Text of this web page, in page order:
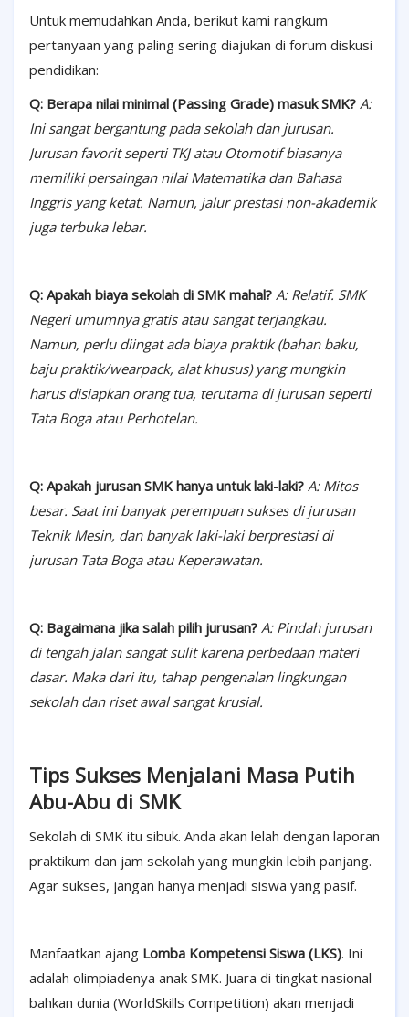
Untuk memudahkan Anda, berikut kami rangkum
pertanyaan yang paling sering diajukan di forum diskusi
pendidikan:
Q: Berapa nilai minimal (Passing Grade) masuk SMK? A:
Ini sangat bergantung pada sekolah dan jurusan.
Jurusan favorit seperti TKJ atau Otomotif biasanya
memiliki persaingan nilai Matematika dan Bahasa
Inggris yang ketat. Namun, jalur prestasi non-akademik
juga terbuka lebar.
Q: Apakah biaya sekolah di SMK mahal? A: Relatif. SMK
Negeri umumnya gratis atau sangat terjangkau.
Namun, perlu diingat ada biaya praktik (bahan baku,
baju praktik/wearpack, alat khusus) yang mungkin
harus disiapkan orang tua, terutama di jurusan seperti
Tata Boga atau Perhotelan.
Q: Apakah jurusan SMK hanya untuk laki-laki? A: Mitos
besar. Saat ini banyak perempuan sukses di jurusan
Teknik Mesin, dan banyak laki-laki berprestasi di
jurusan Tata Boga atau Keperawatan.
Q: Bagaimana jika salah pilih jurusan? A: Pindah jurusan
di tengah jalan sangat sulit karena perbedaan materi
dasar. Maka dari itu, tahap pengenalan lingkungan
sekolah dan riset awal sangat krusial.
Tips Sukses Menjalani Masa Putih
Abu-Abu di SMK
Sekolah di SMK itu sibuk. Anda akan lelah dengan laporan
praktikum dan jam sekolah yang mungkin lebih panjang.
Agar sukses, jangan hanya menjadi siswa yang pasif.
Manfaatkan ajang Lomba Kompetensi Siswa (LKS). Ini
adalah olimpiadenya anak SMK. Juara di tingkat nasional
bahkan dunia (WorldSkills Competition) akan menjadi